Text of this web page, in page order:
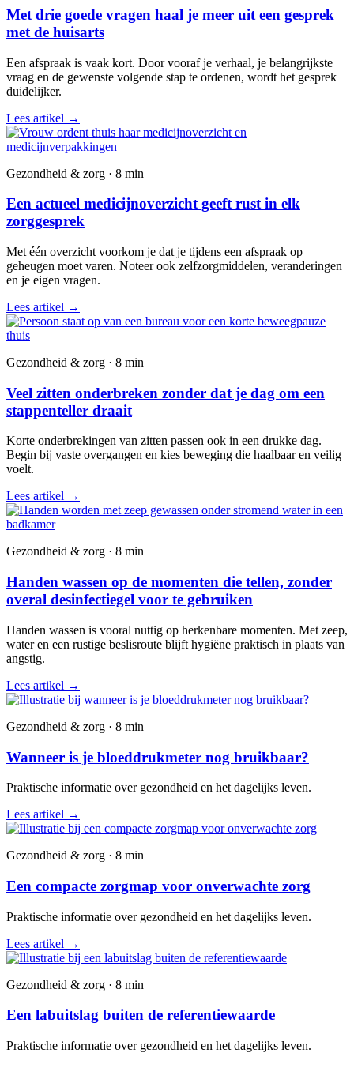
Met drie goede vragen haal je meer uit een gesprek
met de huisarts
Een afspraak is vaak kort. Door vooraf je verhaal, je belangrijkste
vraag en de gewenste volgende stap te ordenen, wordt het gesprek
duidelijker.
Lees artikel →
Gezondheid & zorg · 8 min
Een actueel medicijnoverzicht geeft rust in elk
zorggesprek
Met één overzicht voorkom je dat je tijdens een afspraak op
geheugen moet varen. Noteer ook zelfzorgmiddelen, veranderingen
en je eigen vragen.
Lees artikel →
Gezondheid & zorg · 8 min
Veel zitten onderbreken zonder dat je dag om een
stappenteller draait
Korte onderbrekingen van zitten passen ook in een drukke dag.
Begin bij vaste overgangen en kies beweging die haalbaar en veilig
voelt.
Lees artikel →
Gezondheid & zorg · 8 min
Handen wassen op de momenten die tellen, zonder
overal desinfectiegel voor te gebruiken
Handen wassen is vooral nuttig op herkenbare momenten. Met zeep,
water en een rustige beslisroute blijft hygiëne praktisch in plaats van
angstig.
Lees artikel →
Gezondheid & zorg · 8 min
Wanneer is je bloeddrukmeter nog bruikbaar?
Praktische informatie over gezondheid en het dagelijks leven.
Lees artikel →
Gezondheid & zorg · 8 min
Een compacte zorgmap voor onverwachte zorg
Praktische informatie over gezondheid en het dagelijks leven.
Lees artikel →
Gezondheid & zorg · 8 min
Een labuitslag buiten de referentiewaarde
Praktische informatie over gezondheid en het dagelijks leven.